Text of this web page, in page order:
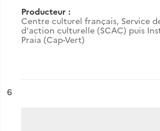
Producteur :
Centre culturel français, Service
d'action culturelle (SCAC) puis
Praia (Cap-Vert)
n°
6